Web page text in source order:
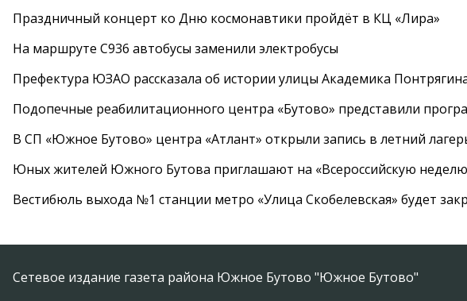
Праздничный концерт ко Дню космонавтики пройдёт в КЦ «Лира»
На маршруте С936 автобусы заменили электробусы
Префектура ЮЗАО рассказала об истории улицы Академика
Подопечные реабилитационного центра «Бутово» представили
В СП «Южное Бутово» центра «Атлант» открыли запись в летний
Юных жителей Южного Бутова приглашают на «Всероссийскую неделю
Вестибюль выхода №1 станции метро «Улица Скобелевская» будет
Сетевое издание газета района Южное Бутово "Южное Бутово"